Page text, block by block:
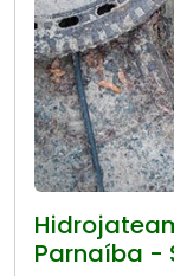
Parnaíba -